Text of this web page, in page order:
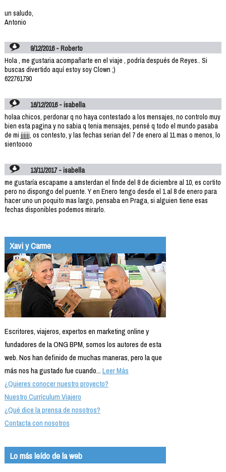
un saludo,
Antonio
9/12/2016 - Roberto
Hola , me gustaria acompañarte en el viaje , podría después de Reyes.. Si
buscas divertido aquí estoy soy Clown ;)
622761790
16/12/2016 - isabella
holaa chicos, perdonar q no haya contestado a los mensajes, no controlo muy
bien esta pagina y no sabia q tenia mensajes, pensé q todo el mundo pasaba
de mi jjjjjj, os contesto, y las fechas serian del 7 de enero al 11 mas o menos, lo
sientoooo
13/11/2017 - isabella
me gustaría escapame a amsterdan el finde del 8 de diciembre al 10, es cortito
pero no dispongo del puente. Y en Enero tengo desde el 1 al 8 de enero para
hacer uno un poquito mas largo, pensaba en Praga, si alguien tiene esas
fechas disponibles podemos mirarlo.
Xavi y Carme
Escritores, viajeros, expertos en marketing online y
fundadores de la ONG BPM, somos los autores de esta
web. Nos han definido de muchas maneras, pero la que
más nos ha gustado fue cuando...Leer Más
¿Quieres conocer nuestro proyecto?
Nuestro Currículum Viajero
¿Qué dice la prensa de nosotros?
Contacta con nosotros
Lo más leído de la web